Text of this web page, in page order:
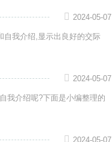
自我介绍,显示出良好的交际
2024-05-07
我介绍呢?下面是小编整理的
2024-05-07
2024-05-07